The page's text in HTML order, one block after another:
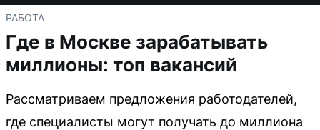
РАБОТА
Где в Москве зарабатывать
миллионы: топ вакансий
Рассматриваем предложения работодателей,
где специалисты могут получать до миллиона